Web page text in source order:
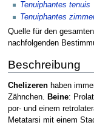
Tenuiphantes tenuis
Tenuiphantes
Quelle für den
nachfolgenden
Beschreibung
Chelizerenhaben
Zähnchen. Beine:
por- und einem
Metatarsi mit einem